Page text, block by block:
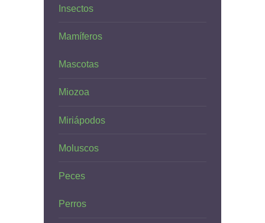
Insectos
Mamíferos
Mascotas
Miozoa
Miriápodos
Moluscos
Peces
Perros